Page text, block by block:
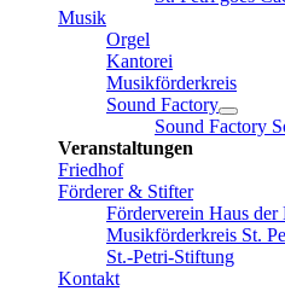
Musik
Orgel
Kantorei
Musikförderkreis
Sound Factory
Sound Factory
Veranstaltungen
Friedhof
Förderer & Stifter
Förderverein Haus der
Musikförderkreis St.
St.-Petri-Stiftung
Kontakt